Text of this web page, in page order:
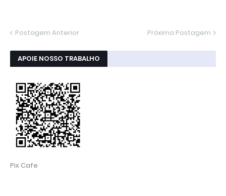
Postagem Anterior Próxima Postagem
APOIE NOSSO TRABALHO
Pix Cafe